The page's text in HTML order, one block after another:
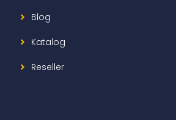
Blog
Katalog
Reseller